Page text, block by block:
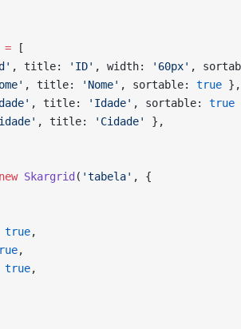
= [
, title: 'ID' , width: '60px' ,
, title: 'Nome' , sortable: true },
, title: 'Idade' , sortable: true
, title: 'Cidade'
},
Skargrid ( 'tabela' , {
true,
,
true,